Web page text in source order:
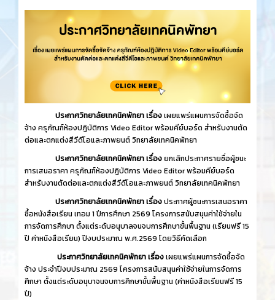
ประกาศวิทยาลัยเทคนิคพัทยา เรื่องเผยแพร่แผนการจัดซื้อจัด
จ้าง ครุภัณฑ์ห้องปฎิบัติการ Video Editor พร้อมคีย์บอร์ด สำหรับงานตัด
ต่อและตกแต่งสีวีดีโอและภาพยนต์ วิทยาลัยเทคนิคพัทยา
ประกาศวิทยาลัยเทคนิคพัทยา เรื่องยกเลิกประกาศรายชื่อผู้ชนะ
การเสนอราคา ครุภัณฑ์ห้องปฎิบัติการ Video Editor พร้อมคีย์บอร์ด
สำหรับงานตัดต่อและตกแต่งสีวีดีโอและภาพยนต์ วิทยาลัยเทคนิคพัทยา
ประกาศวิทยาลัยเทคนิคพัทยา เรื่องประกาศผู้ชนะการเสนอราคา
ซื้อหนังสือเรียน เทอม 1 ปีการศึกษา 2569 โครงการสนับสนุนค่าใช้จ่ายใน
การจัดการศึกษา ตั้งแต่ระดับอนุบาลจนจบการศึกษาขั้นพื้นฐาน (เรียนฟรี 15
ปี ค่าหนังสือเรียน) ปีงบประมาณ พ.ศ.2569 โดยวิธีคัดเลือก
ประกาศวิทยาลัยเทคนิคพัทยา เรื่องเผยแพร่แผนการจัดซื้อจัด
จ้าง ประจำปีงบประมาณ 2569 โครงการสนับสนุนค่าใช้จ่ายในการจัดการ
ศึกษา ตั้งแต่ระดับอนุบาจนจบการศึกษาขั้นพื้นฐาน (ค่าหนังสือเรียนฟรี 15
ปี)